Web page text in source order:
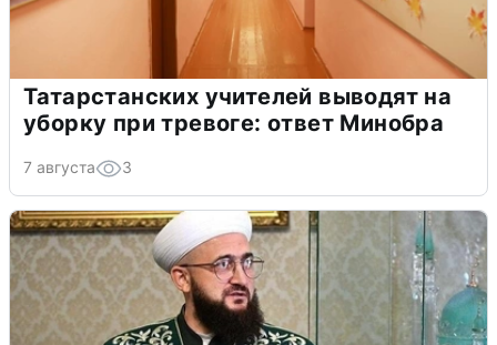
Татарстанских учителей выводят на
уборку при тревоге: ответ Минобра
7 августа 3